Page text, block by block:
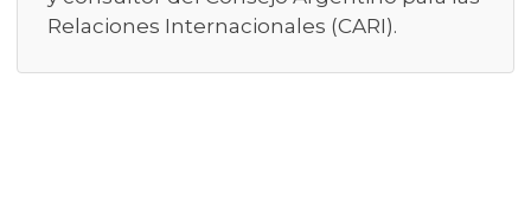
Relaciones Internacionales (CARI).